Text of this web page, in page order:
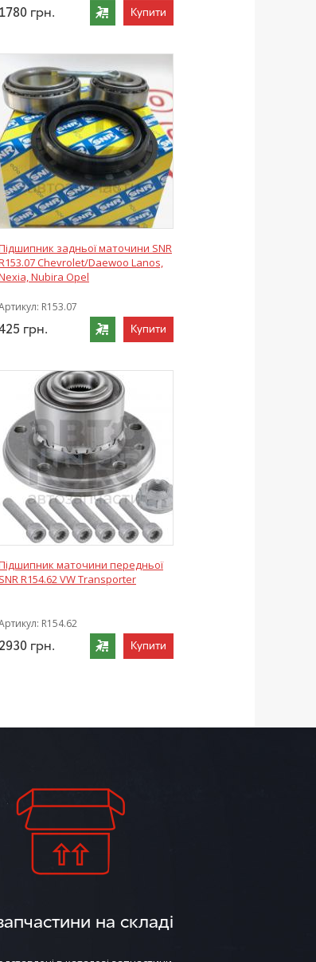
1780 грн. Купити
задньої маточини SNR
Chevrolet/Daewoo Lanos,
Nubira Opel
R153.07
грн. Купити
маточини передньої
SNR R154.62 VW Transporter
R154.62
2930 грн. Купити
на складі